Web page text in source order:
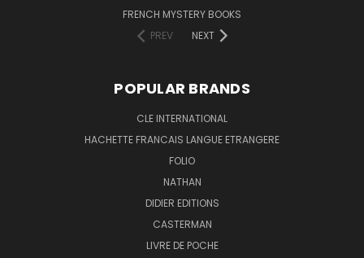
FRENCH MYSTERY BOOKS
PREV
NEXT
POPULAR BRANDS
CLE INTERNATIONAL
HACHETTE FRANCAIS LANGUE ETRANGERE
FOLIO
NATHAN
DIDIER EDITIONS
CASTERMAN
LIVRE DE POCHE